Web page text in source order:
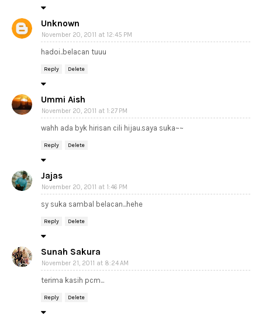
Unknown
November 20, 2011 at 12:45 PM
hadoi..belacan tuuu
Reply Delete
Ummi Aish
November 20, 2011 at 1:27 PM
wahh ada byk hirisan cili hijau.saya suka~~
Reply Delete
Jajas
November 20, 2011 at 1:46 PM
sy suka sambal belacan...hehe
Reply Delete
Sunah Sakura
November 21, 2011 at 8:24 AM
terima kasih pcm...
Reply Delete